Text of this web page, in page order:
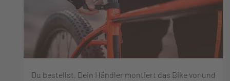
Du bestellst, Dein Händler montiert das Bike vor und